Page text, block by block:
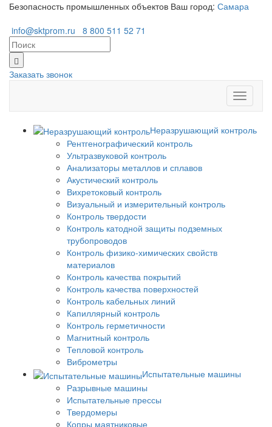
Безопасность промышленных объектов Ваш город: Самара
info@sktprom.ru
8 800 511 52 71
Заказать звонок
Неразрушающий контроль
Рентгенографический контроль
Ультразвуковой контроль
Анализаторы металлов и сплавов
Акустический контроль
Вихретоковый контроль
Визуальный и измерительный контроль
Контроль твердости
Контроль катодной защиты подземных
трубопроводов
Контроль физико-химических свойств
материалов
Контроль качества покрытий
Контроль качества поверхностей
Контроль кабельных линий
Капиллярный контроль
Контроль герметичности
Магнитный контроль
Тепловой контроль
Виброметры
Испытательные машины
Разрывные машины
Испытательные прессы
Твердомеры
Копры маятниковые